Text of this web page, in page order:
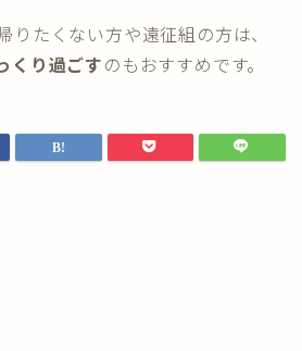
りたくない方や遠征組の方は、
くり過ごすのもおすすめです。